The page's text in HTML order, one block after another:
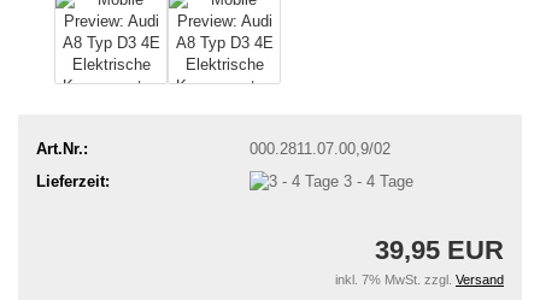
Art.Nr.:
000.2811.07.00,9/02
Lieferzeit:
3 - 4 Tage
39,95 EUR
inkl. 7% MwSt. zzgl. Versand